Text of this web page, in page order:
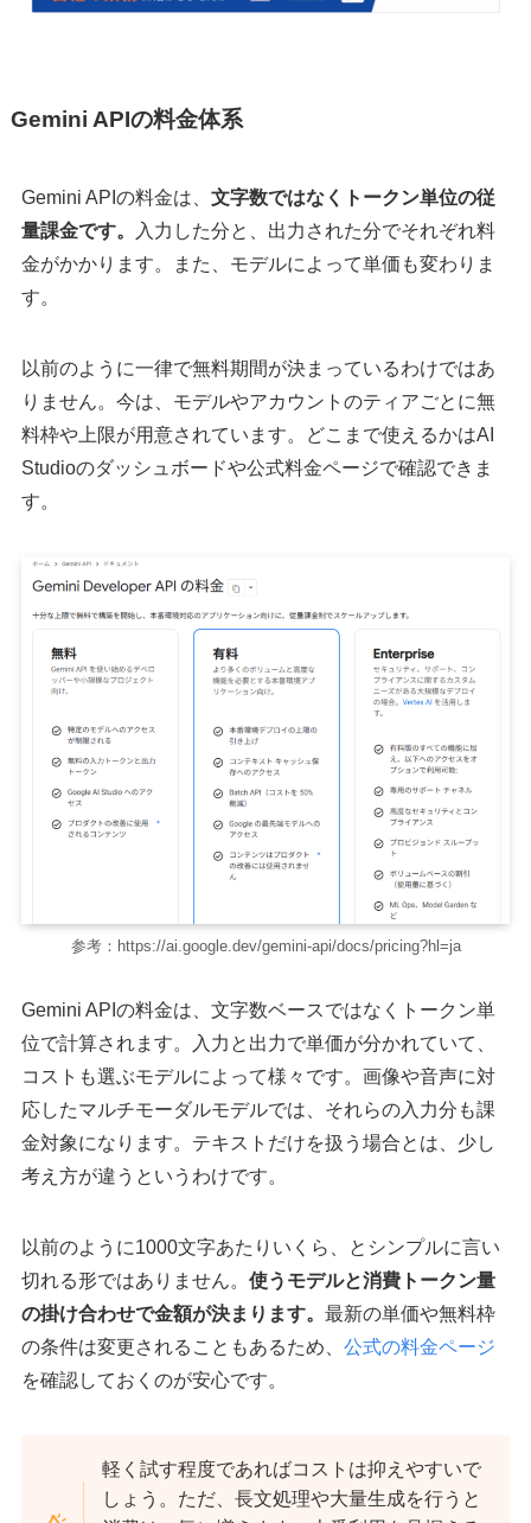
Gemini APIの料金体系
Gemini APIの料金は、 文字数ではなくトークン単位の従
量課金です。
入力した分と、出力された分でそれぞれ料
金がかかります。また、モデルによって単価も変わりま
す。
以前のように一律で無料期間が決まっているわけではあ
りません。今は、モデルやアカウントのティアごとに無
料枠や上限が用意されています。どこまで使えるかはAI
Studioのダッシュボードや公式料金ページで確認できま
す。
参考：https://ai.google.dev/gemini-api/docs/pricing?hl=ja
Gemini APIの料金は、文字数ベースではなくトークン単
位で計算されます。入力と出力で単価が分かれていて、
コストも選ぶモデルによって様々です。画像や音声に対
応したマルチモーダルモデルでは、それらの入力分も課
金対象になります。テキストだけを扱う場合とは、少し
考え方が違うというわけです。
以前のように1000文字あたりいくら、とシンプルに言い
切れる形ではありません。 使うモデルと消費トークン量
の掛け合わせで金額が決まります。 最新の単価や無料枠
の条件は変更されることもあるため、 公式の料金ページ
を確認しておくのが安心です。
軽く試す程度であればコストは抑えやすいで
しょう。ただ、長文処理や大量生成を行うと